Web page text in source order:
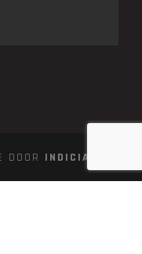
DOOR INDICIA